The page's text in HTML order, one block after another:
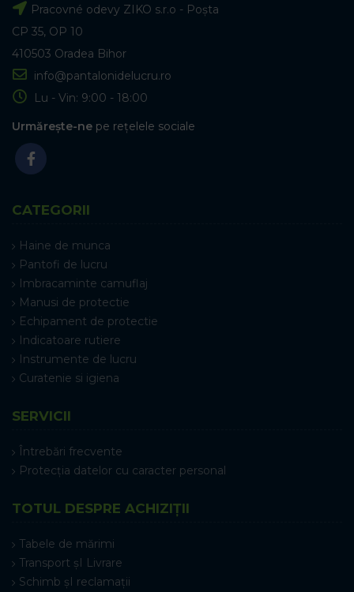
Pracovné odevy ZIKO s.r.o - Poșta
CP 35, OP 10
410503 Oradea Bihor
info@pantalonidelucru.ro
Lu - Vin: 9:00 - 18:00
Urmărește-ne pe rețelele sociale
CATEGORII
Haine de munca
Pantofi de lucru
Imbracaminte camuflaj
Manusi de protectie
Echipament de protectie
Indicatoare rutiere
Instrumente de lucru
Curatenie si igiena
SERVICII
Întrebări frecvente
Protecția datelor cu caracter personal
TOTUL DESPRE ACHIZIȚII
Tabele de mărimi
Transport șI Livrare
Schimb șI reclamații